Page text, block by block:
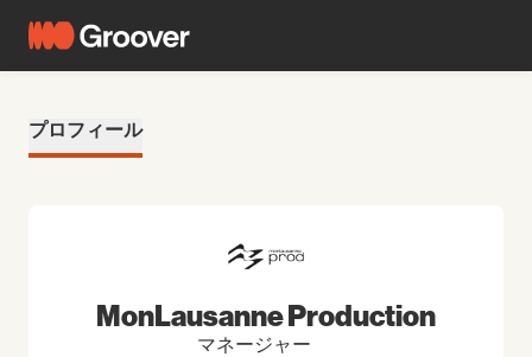
プロフィール
MonLausanne Production
マネージャー